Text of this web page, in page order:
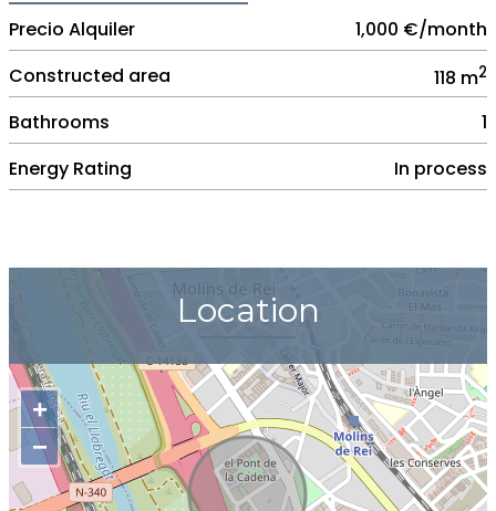
Precio Alquiler
1,000 €/month
Constructed area
118 m2
Bathrooms
1
Energy Rating
In process
Location
+
−